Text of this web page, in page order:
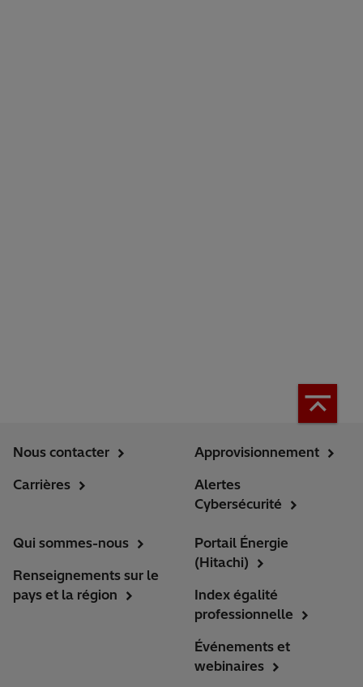
Nous contacter
Carrières
Approvisionnement
Alertes
Cybersécurité
Qui sommes-nous
Renseignements sur le
pays et la région
Portail Énergie
(Hitachi)
Index égalité
professionnelle
Événements et
webinaires